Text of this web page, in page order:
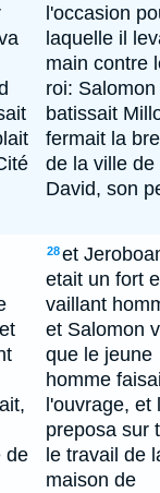
l'occasion
laquelle il
main contre
roi: Salomon
batissait
fermait la
de la ville de
David, son
de
28et
etait un fort
vaillant
et Salomon
que le jeune
homme
l'ouvrage, et
preposa sur
le travail de
maison de